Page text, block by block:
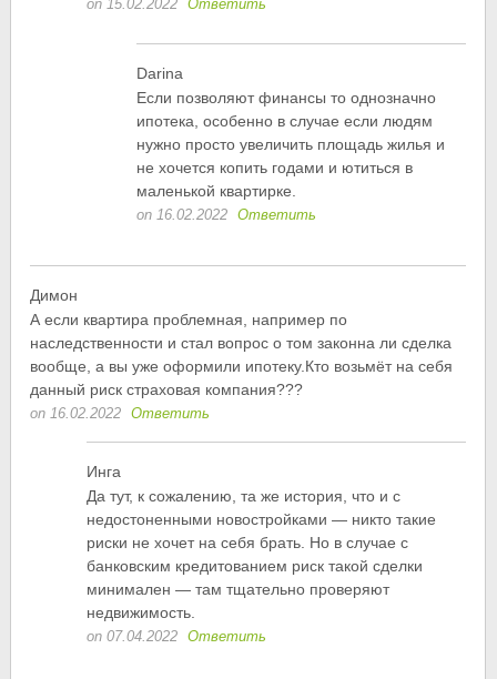
on 15.02.2022 Ответить
Darina
Если позволяют финансы то однозначно
ипотека, особенно в случае если людям
нужно просто увеличить площадь жилья и
не хочется копить годами и ютиться в
маленькой квартирке.
on 16.02.2022 Ответить
Димон
А если квартира проблемная, например по
наследственности и стал вопрос о том законна ли сделка
вообще, а вы уже оформили ипотеку.Кто возьмёт на себя
данный риск страховая компания???
on 16.02.2022 Ответить
Инга
Да тут, к сожалению, та же история, что и с
недостоненными новостройками — никто такие
риски не хочет на себя брать. Но в случае с
банковским кредитованием риск такой сделки
минимален — там тщательно проверяют
недвижимость.
on 07.04.2022 Ответить